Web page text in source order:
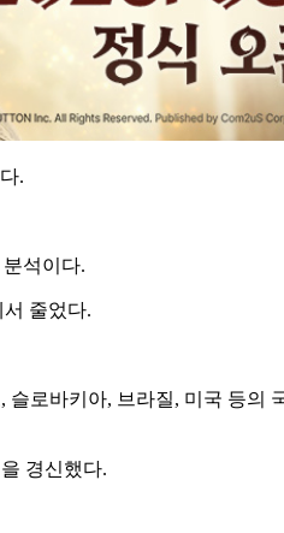
.
석이다.
줄었다.
로바키아, 브라질, 미국 등의
경신했다.